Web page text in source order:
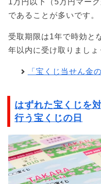
であることが多いです。
受取期限は1年で時効と
年以内に受け取りましょ
「宝くじ当せん金
はずれた宝くじを
行う宝くじの日